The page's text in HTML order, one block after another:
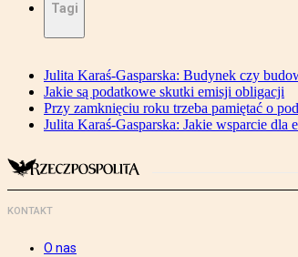
Tagi
Julita Karaś-Gasparska: Budynek czy
Jakie są podatkowe skutki emisji obligacji
Przy zamknięciu roku trzeba pamiętać o
Julita Karaś-Gasparska: Jakie wsparcie dla
KONTAKT
O nas